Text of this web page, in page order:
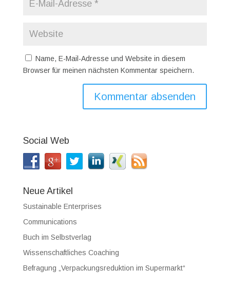
Name, E-Mail-Adresse und Website in diesem
Browser für meinen nächsten Kommentar speichern.
Social Web
Neue Artikel
Sustainable Enterprises
Communications
Buch im Selbstverlag
Wissenschaftliches Coaching
Befragung „Verpackungsreduktion im Supermarkt“